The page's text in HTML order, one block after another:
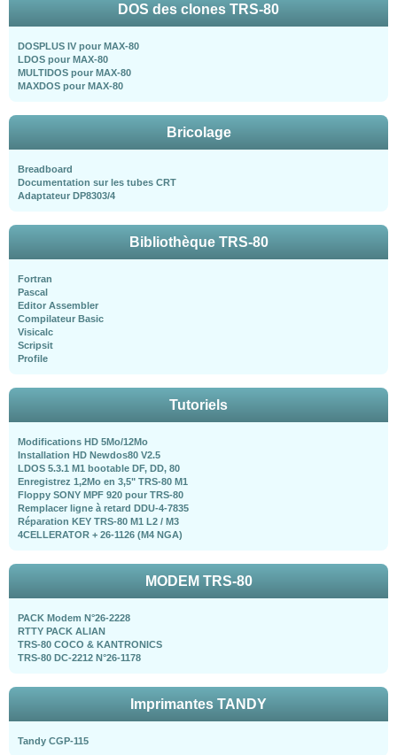
DOS des clones TRS-80
DOSPLUS IV pour MAX-80
LDOS pour MAX-80
MULTIDOS pour MAX-80
MAXDOS pour MAX-80
Bricolage
Breadboard
Documentation sur les tubes CRT
Adaptateur DP8303/4
Bibliothèque TRS-80
Fortran
Pascal
Editor Assembler
Compilateur Basic
Visicalc
Scripsit
Profile
Tutoriels
Modifications HD 5Mo/12Mo
Installation HD Newdos80 V2.5
LDOS 5.3.1 M1 bootable DF, DD, 80
Enregistrez 1,2Mo en 3,5" TRS-80 M1
Floppy SONY MPF 920 pour TRS-80
Remplacer ligne à retard DDU-4-7835
Réparation KEY TRS-80 M1 L2 / M3
4CELLERATOR + 26-1126 (M4 NGA)
MODEM TRS-80
PACK Modem N°26-2228
RTTY PACK ALIAN
TRS-80 COCO & KANTRONICS
TRS-80 DC-2212 N°26-1178
Imprimantes TANDY
Tandy CGP-115